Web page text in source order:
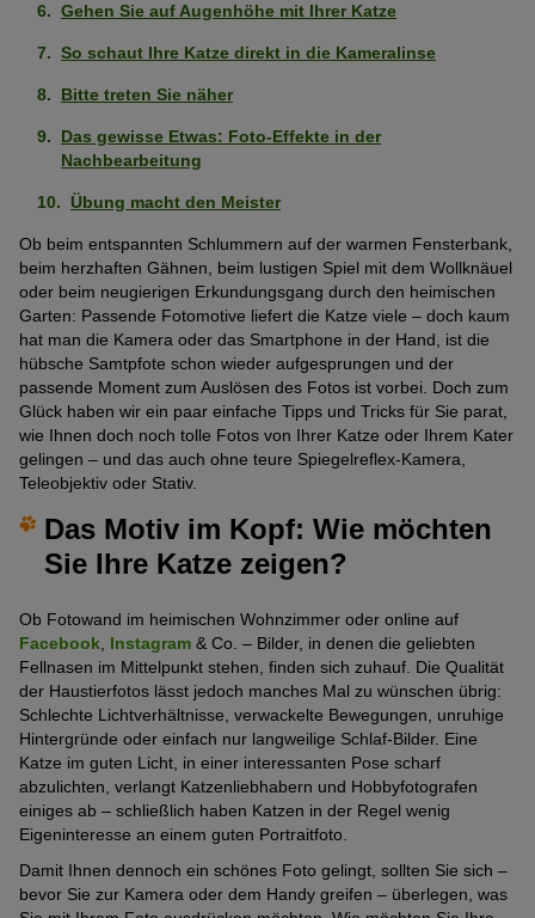
Gehen Sie auf Augenhöhe mit Ihrer Katze
So schaut Ihre Katze direkt in die Kameralinse
Bitte treten Sie näher
Das gewisse Etwas: Foto-Effekte in der
Nachbearbeitung
Übung macht den Meister
Ob beim entspannten Schlummern auf der warmen Fensterbank,
beim herzhaften Gähnen, beim lustigen Spiel mit dem Wollknäuel
oder beim neugierigen Erkundungsgang durch den heimischen
Garten: Passende Fotomotive liefert die Katze viele – doch kaum
hat man die Kamera oder das Smartphone in der Hand, ist die
hübsche Samtpfote schon wieder aufgesprungen und der
passende Moment zum Auslösen des Fotos ist vorbei. Doch zum
Glück haben wir ein paar einfache Tipps und Tricks für Sie parat,
wie Ihnen doch noch tolle Fotos von Ihrer Katze oder Ihrem Kater
gelingen – und das auch ohne teure Spiegelreflex-Kamera,
Teleobjektiv oder Stativ.
Das Motiv im Kopf: Wie möchten
Sie Ihre Katze zeigen?
Ob Fotowand im heimischen Wohnzimmer oder online auf
Facebook Instagram & Co. – Bilder, in denen die geliebten
Fellnasen im Mittelpunkt stehen, finden sich zuhauf. Die Qualität
der Haustierfotos lässt jedoch manches Mal zu wünschen übrig:
Schlechte Lichtverhältnisse, verwackelte Bewegungen, unruhige
Hintergründe oder einfach nur langweilige Schlaf-Bilder. Eine
Katze im guten Licht, in einer interessanten Pose scharf
abzulichten, verlangt Katzenliebhabern und Hobbyfotografen
einiges ab – schließlich haben Katzen in der Regel wenig
Eigeninteresse an einem guten Portraitfoto.
Damit Ihnen dennoch ein schönes Foto gelingt, sollten Sie sich –
bevor Sie zur Kamera oder dem Handy greifen – überlegen, was